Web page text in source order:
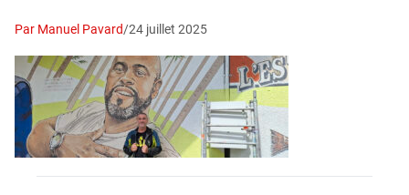
Par Manuel Pavard/24 juillet 2025